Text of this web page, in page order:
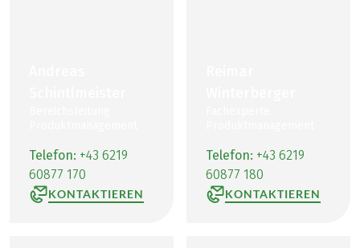
Telefon: +43 6219
60877 170
KONTAKTIEREN
Telefon: +43 6219
60877 180
KONTAKTIEREN